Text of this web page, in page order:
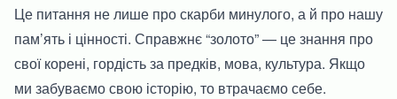
Це питання не лише про скарби минулого, а й про нашу
пам’ять і цінності. Справжнє “золото” — це знання про
свої корені, гордість за предків, мова, культура. Якщо
ми забуваємо свою історію, то втрачаємо себе.